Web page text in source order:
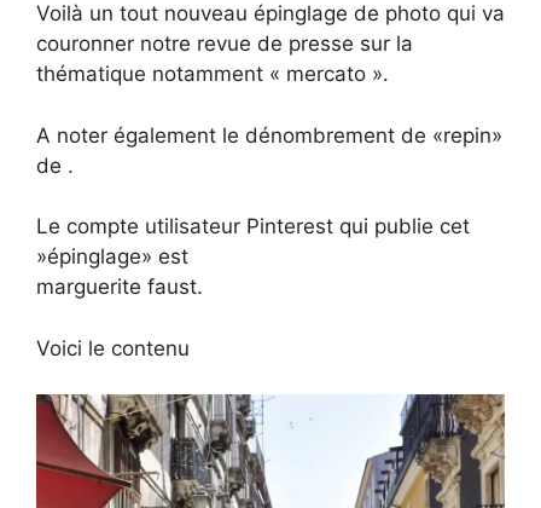
Voilà un tout nouveau épinglage de photo qui va
couronner notre revue de presse sur la
thématique notamment « mercato ».
A noter également le dénombrement de «repin»
de .
Le compte utilisateur Pinterest qui publie cet
»épinglage» est
marguerite faust.
Voici le contenu